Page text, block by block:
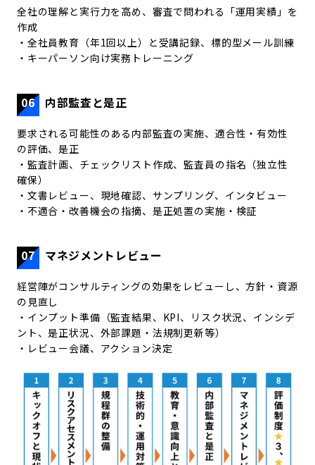
全社の理解と実行力を高め、審査で問われる「運用実績」を
作成
・全社員教育（年1回以上）と受講記録、標的型メール訓練
・キーパーソン向け実務トレーニング
06 内部監査と是正
要求される可能性のある内部監査の実施、適合性・有効性
の評価、是正
・監査計画、チェックリスト作成、監査員の指名（独立性
確保）
・文書レビュー、現地確認、サンプリング、インタビュー
・不適合・改善機会の指摘、是正処置の実施・検証
07 マネジメントレビュー
経営陣がコンサルティングの効果をレビューし、方針・資源
の見直し
・インプット準備（監査結果、KPI、リスク状況、インシデ
ント、是正状況、外部課題・法規制更新等）
・レビュー会議、アクション決定